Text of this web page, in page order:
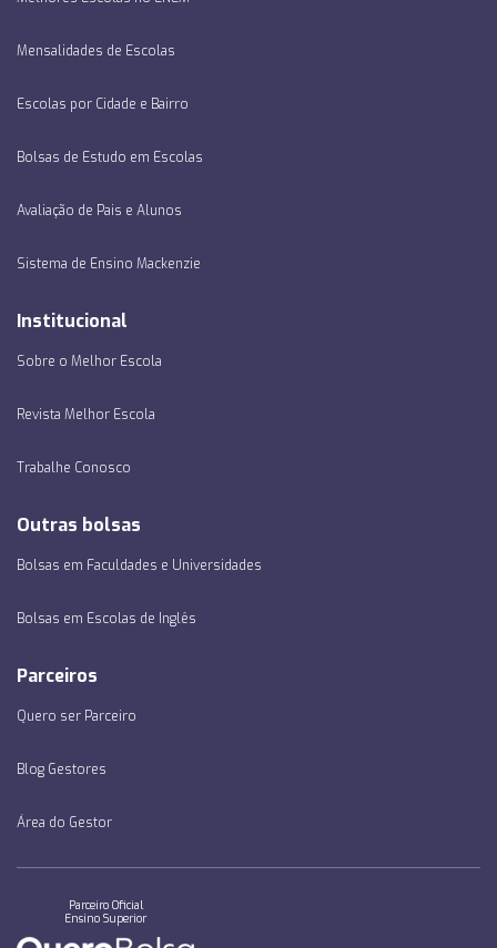
Mensalidades de Escolas
Escolas por Cidade e Bairro
Bolsas de Estudo em Escolas
Avaliação de Pais e Alunos
Sistema de Ensino Mackenzie
Institucional
Sobre o Melhor Escola
Revista Melhor Escola
Trabalhe Conosco
Outras bolsas
Bolsas em Faculdades e Universidades
Bolsas em Escolas de Inglês
Parceiros
Quero ser Parceiro
Blog Gestores
Área do Gestor
Parceiro Oficial
Ensino Superior